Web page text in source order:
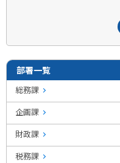
部署一覧
総務課
企画課
財政課
税務課